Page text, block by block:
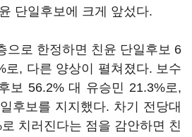
단일후보에 크게 앞섰다.
으로 한정하면 친윤 단일후보 6
로, 다른 양상이 펼쳐졌다. 보수
보 56.2% 대 유승민 21.3%로,
후보를 지지했다. 차기 전당대
치러진다는 점을 감안하면 친